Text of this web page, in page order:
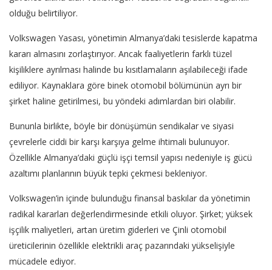
olduğu belirtiliyor.
Volkswagen Yasası, yönetimin Almanya’daki tesislerde kapatma
kararı almasını zorlaştırıyor. Ancak faaliyetlerin farklı tüzel
kişiliklere ayrılması halinde bu kısıtlamaların aşılabileceği ifade
ediliyor. Kaynaklara göre binek otomobil bölümünün ayrı bir
şirket haline getirilmesi, bu yöndeki adımlardan biri olabilir.
Bununla birlikte, böyle bir dönüşümün sendikalar ve siyasi
çevrelerle ciddi bir karşı karşıya gelme ihtimali bulunuyor.
Özellikle Almanya’daki güçlü işçi temsil yapısı nedeniyle iş gücü
azaltımı planlarının büyük tepki çekmesi bekleniyor.
Volkswagen’in içinde bulunduğu finansal baskılar da yönetimin
radikal kararları değerlendirmesinde etkili oluyor. Şirket; yüksek
işçilik maliyetleri, artan üretim giderleri ve Çinli otomobil
üreticilerinin özellikle elektrikli araç pazarındaki yükselişiyle
mücadele ediyor.